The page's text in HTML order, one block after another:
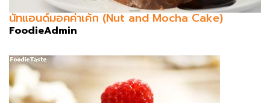
นัทแอนด์มอคค่าเค้ก (Nut and Mocha Cake)
FoodieAdmin